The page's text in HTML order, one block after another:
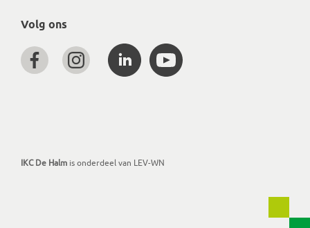
Volg ons
IKC De Halm is onderdeel van LEV-WN